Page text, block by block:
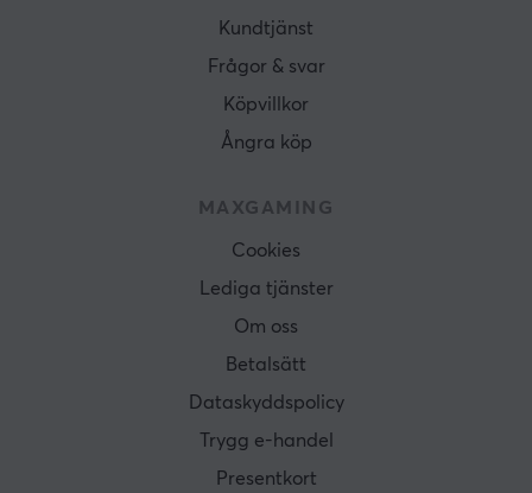
Kundtjänst
Frågor & svar
Köpvillkor
Ångra köp
MAXGAMING
Cookies
Lediga tjänster
Om oss
Betalsätt
Dataskyddspolicy
Trygg e-handel
Presentkort